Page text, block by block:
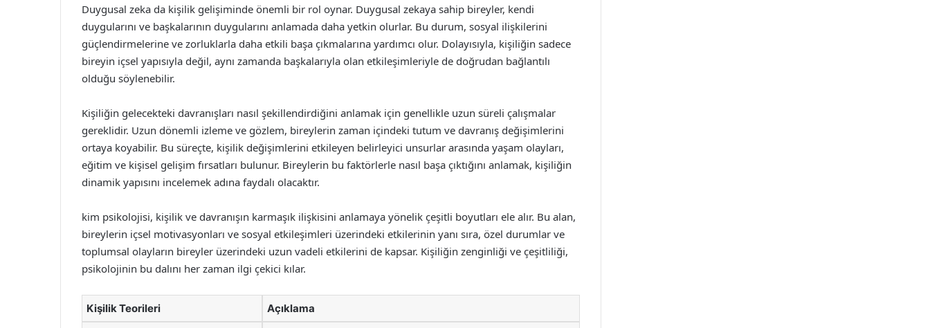
Duygusal zeka da kişilik gelişiminde önemli bir rol oynar. Duygusal zekaya sahip bireyler, kendi
duygularını ve başkalarının duygularını anlamada daha yetkin olurlar. Bu durum, sosyal ilişkilerini
güçlendirmelerine ve zorluklarla daha etkili başa çıkmalarına yardımcı olur. Dolayısıyla, kişiliğin sadece
bireyin içsel yapısıyla değil, aynı zamanda başkalarıyla olan etkileşimleriyle de doğrudan bağlantılı
olduğu söylenebilir.
Kişiliğin gelecekteki davranışları nasıl şekillendirdiğini anlamak için genellikle uzun süreli çalışmalar
gereklidir. Uzun dönemli izleme ve gözlem, bireylerin zaman içindeki tutum ve davranış değişimlerini
ortaya koyabilir. Bu süreçte, kişilik değişimlerini etkileyen belirleyici unsurlar arasında yaşam olayları,
eğitim ve kişisel gelişim fırsatları bulunur. Bireylerin bu faktörlerle nasıl başa çıktığını anlamak, kişiliğin
dinamik yapısını incelemek adına faydalı olacaktır.
kim psikolojisi, kişilik ve davranışın karmaşık ilişkisini anlamaya yönelik çeşitli boyutları ele alır. Bu alan,
bireylerin içsel motivasyonları ve sosyal etkileşimleri üzerindeki etkilerinin yanı sıra, özel durumlar ve
toplumsal olayların bireyler üzerindeki uzun vadeli etkilerini de kapsar. Kişiliğin zenginliği ve çeşitliliği,
psikolojinin bu dalını her zaman ilgi çekici kılar.
Kişilik Teorileri Açıklama